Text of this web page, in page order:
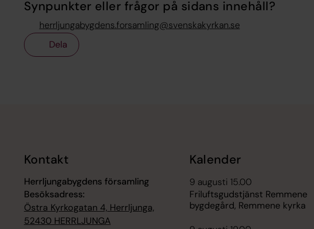
Synpunkter eller frågor på sidans innehåll?
herrljungabygdens.forsamling@svenskakyrkan.se
Dela
Kontakt
Herrljungabygdens församling
Besöksadress:
Östra Kyrkogatan 4, Herrljunga,
52430 HERRLJUNGA
Kalender
9 augusti 15.00
Friluftsgudstjänst Remmene
bygdegård, Remmene kyrka